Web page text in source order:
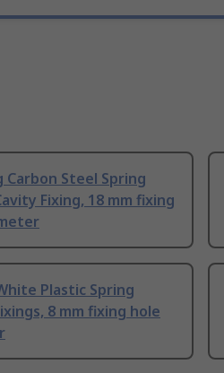
Carbon Steel Spring
Fixing, 18 mm fixing
Plastic Spring
8 mm fixing hole